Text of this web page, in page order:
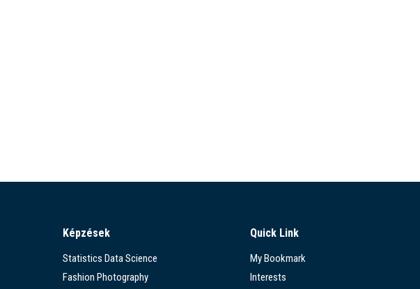
Képzések
Statistics Data Science
Fashion Photography
Quick Link
My Bookmark
Interests